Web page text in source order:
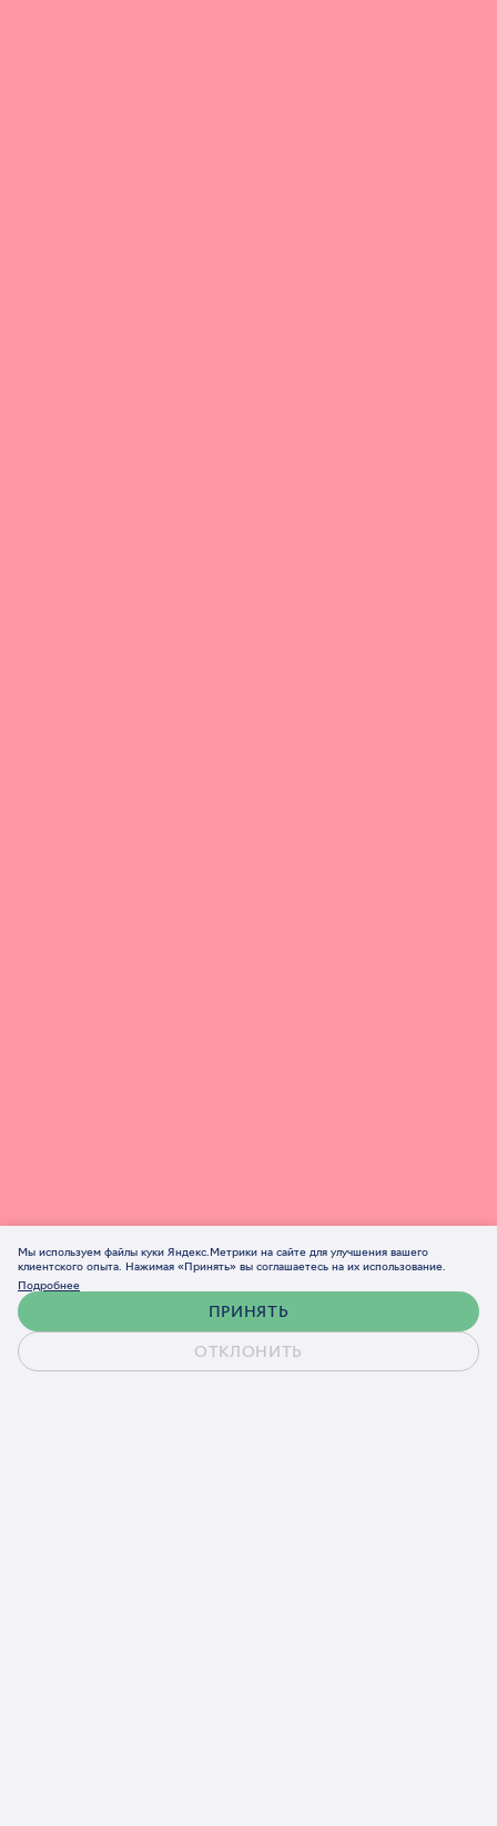
Обсудить проект
Мы используем файлы куки Яндекс.Метрики на сайте для улучшения вашего
клиентского опыта. Нажимая «Принять» вы соглашаетесь на их использование.
Подробнее
ПРИНЯТЬ
ОТКЛОНИТЬ